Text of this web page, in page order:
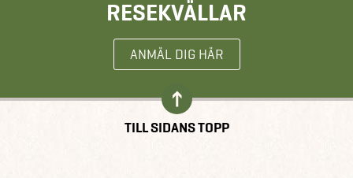
RESEKVÄLLAR
ANMÄL DIG HÄR
TILL SIDANS TOPP